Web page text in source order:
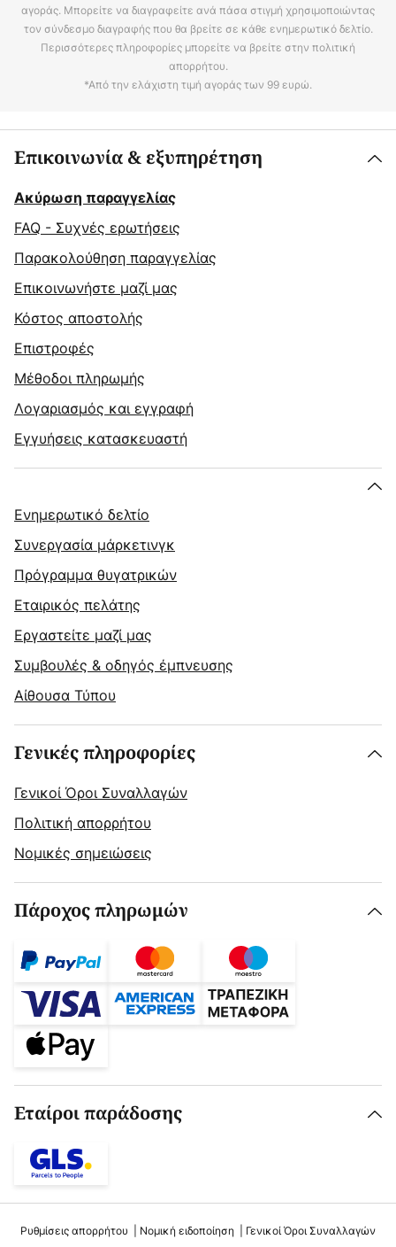
αγοράς. Μπορείτε να διαγραφείτε ανά πάσα στιγμή χρησιμοποιώντας
τον σύνδεσμο διαγραφής που θα βρείτε σε κάθε ενημερωτικό δελτίο.
Περισσότερες πληροφορίες μπορείτε να βρείτε στην πολιτική
απορρήτου.
*Από την ελάχιστη τιμή αγοράς των 99 ευρώ.
Επικοινωνία & εξυπηρέτηση
Ακύρωση παραγγελίας
FAQ - Συχνές ερωτήσεις
Παρακολούθηση παραγγελίας
Επικοινωνήστε μαζί μας
Κόστος αποστολής
Επιστροφές
Μέθοδοι πληρωμής
Λογαριασμός και εγγραφή
Εγγυήσεις κατασκευαστή
Ενημερωτικό δελτίο
Συνεργασία μάρκετινγκ
Πρόγραμμα θυγατρικών
Εταιρικός πελάτης
Εργαστείτε μαζί μας
Συμβουλές & οδηγός έμπνευσης
Αίθουσα Τύπου
Γενικές πληροφορίες
Γενικοί Όροι Συναλλαγών
Πολιτική απορρήτου
Νομικές σημειώσεις
Πάροχος πληρωμών
Εταίροι παράδοσης
Ρυθμίσεις απορρήτου Νομική ειδοποίηση Γενικοί Όροι Συναλλαγών